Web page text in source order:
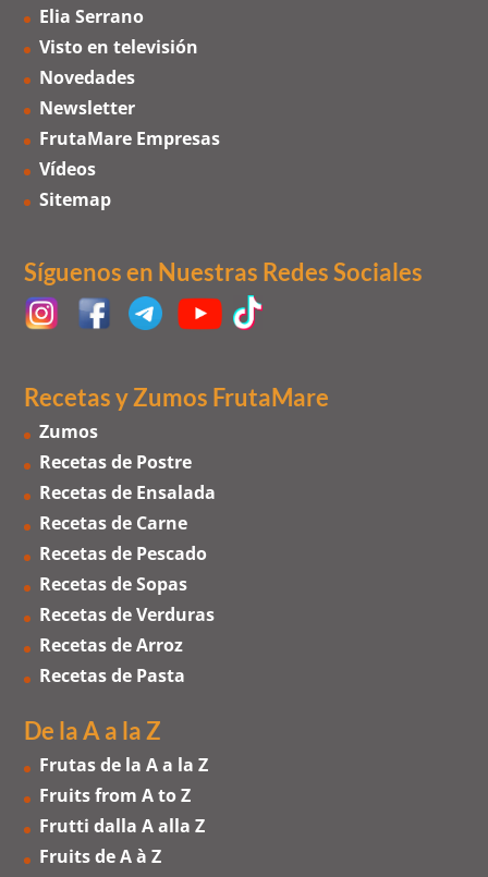
Elia Serrano
Visto en televisión
Novedades
Newsletter
FrutaMare Empresas
Vídeos
Sitemap
Síguenos en Nuestras Redes Sociales
Recetas y Zumos FrutaMare
Zumos
Recetas de Postre
Recetas de Ensalada
Recetas de Carne
Recetas de Pescado
Recetas de Sopas
Recetas de Verduras
Recetas de Arroz
Recetas de Pasta
De la A a la Z
Frutas de la A a la Z
Fruits from A to Z
Frutti dalla A alla Z
Fruits de A à Z